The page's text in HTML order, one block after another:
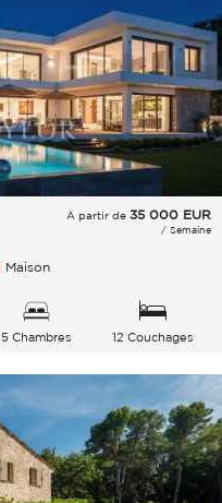
À partir de 35 000 EUR
/ Semaine
Maison
5 Chambres 12 Couchages